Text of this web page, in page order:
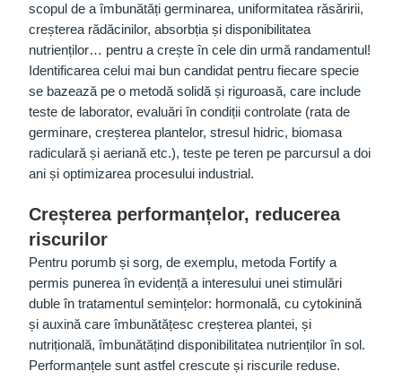
scopul de a îmbunătăți germinarea, uniformitatea răsăririi,
creșterea rădăcinilor, absorbția și disponibilitatea
nutrienților… pentru a crește în cele din urmă randamentul!
Identificarea celui mai bun candidat pentru fiecare specie
se bazează pe o metodă solidă și riguroasă, care include
teste de laborator, evaluări în condiții controlate (rata de
germinare, creșterea plantelor, stresul hidric, biomasa
radiculară și aeriană etc.), teste pe teren pe parcursul a doi
ani și optimizarea procesului industrial.
Creșterea performanțelor, reducerea
riscurilor
Pentru porumb și sorg, de exemplu, metoda Fortify a
permis punerea în evidență a interesului unei stimulări
duble în tratamentul semințelor: hormonală, cu cytokinină
și auxină care îmbunătățesc creșterea plantei, și
nutrițională, îmbunătățind disponibilitatea nutrienților în sol.
Performanțele sunt astfel crescute și riscurile reduse.